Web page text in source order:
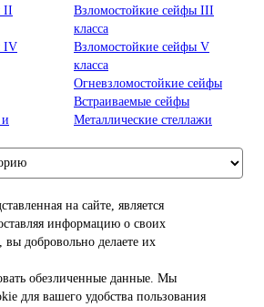
II
Взломостойкие сейфы III
класса
IV
Взломостойкие сейфы V
класса
Огневзломостойкие сейфы
Встраиваемые сейфы
Металлические стеллажи
на сайте, является
информацию о своих
добровольно делаете их
обезличенные данные. Мы
для вашего удобства пользования